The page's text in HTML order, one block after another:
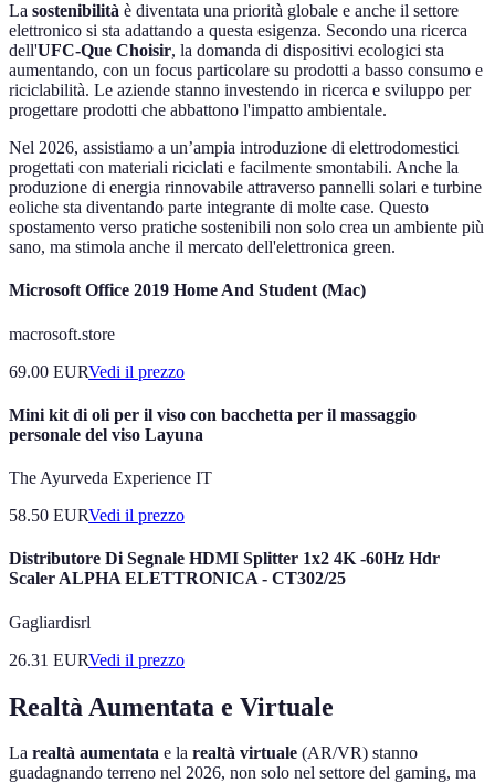
La sostenibilità è diventata una priorità globale e anche il settore
elettronico si sta adattando a questa esigenza. Secondo una ricerca
dell'UFC-Que Choisir, la domanda di dispositivi ecologici sta
aumentando, con un focus particolare su prodotti a basso consumo e
riciclabilità. Le aziende stanno investendo in ricerca e sviluppo per
progettare prodotti che abbattono l'impatto ambientale.
Nel 2026, assistiamo a un’ampia introduzione di elettrodomestici
progettati con materiali riciclati e facilmente smontabili. Anche la
produzione di energia rinnovabile attraverso pannelli solari e turbine
eoliche sta diventando parte integrante di molte case. Questo
spostamento verso pratiche sostenibili non solo crea un ambiente più
sano, ma stimola anche il mercato dell'elettronica green.
Microsoft Office 2019 Home And Student (Mac)
macrosoft.store
69.00 EURVedi il prezzo
Mini kit di oli per il viso con bacchetta per il massaggio
personale del viso Layuna
The Ayurveda Experience IT
58.50 EURVedi il prezzo
Distributore Di Segnale HDMI Splitter 1x2 4K -60Hz Hdr
Scaler ALPHA ELETTRONICA - CT302/25
Gagliardisrl
26.31 EURVedi il prezzo
Realtà Aumentata e Virtuale
La realtà aumentata e la realtà virtuale (AR/VR) stanno
guadagnando terreno nel 2026, non solo nel settore del gaming, ma